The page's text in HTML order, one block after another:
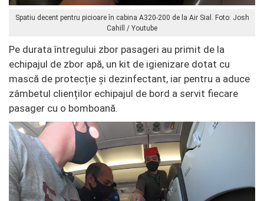
Spatiu decent pentru picioare în cabina A320-200 de la Air Sial. Foto: Josh
Cahill / Youtube
Pe durata întregului zbor pasageri au primit de la
echipajul de zbor apă, un kit de igienizare dotat cu
mască de protecție și dezinfectant, iar pentru a aduce
zâmbetul clienților echipajul de bord a servit fiecare
pasager cu o bomboană.